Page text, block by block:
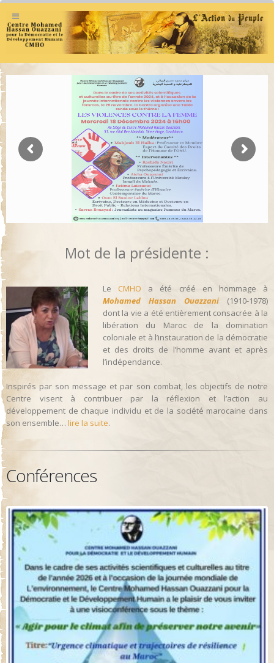
Mot de la présidente :
Le CMHO a été créé en hommage à
Mohamed Hassan Ouazzani (1910-1978)
dont la vie a été entièrement consacrée à la
libération du Maroc de la domination
coloniale et à l’instauration de la démocratie
et des droits de l’homme avant et après
l’indépendance.
Inspirés par son message et par son combat, les objectifs de notre
Centre visent à contribuer par la réflexion et l’action au
développement de chaque individu et de la société marocaine dans
son ensemble… lire la suite.
Conférences